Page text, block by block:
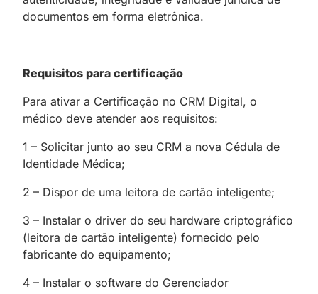
documentos em forma eletrônica.
Requisitos para certificação
Para ativar a Certificação no CRM Digital, o
médico deve atender aos requisitos:
1 – Solicitar junto ao seu CRM a nova Cédula de
Identidade Médica;
2 – Dispor de uma leitora de cartão inteligente;
3 – Instalar o driver do seu hardware criptográfico
(leitora de cartão inteligente) fornecido pelo
fabricante do equipamento;
4 – Instalar o software do Gerenciador